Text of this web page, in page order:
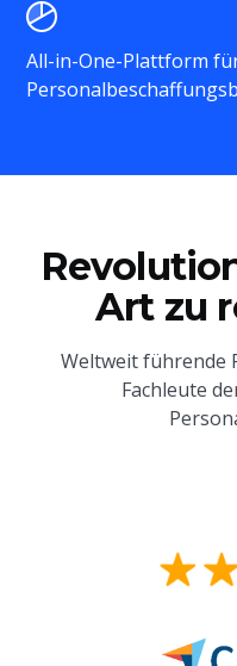
All-in-One-Plattform
Art zu
Weltweit führende
Fachleute